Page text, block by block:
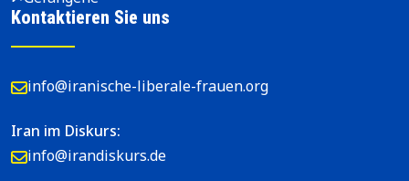
Kontaktieren Sie uns
info@iranische-liberale-frauen.org
Iran im Diskurs:
info@irandiskurs.de